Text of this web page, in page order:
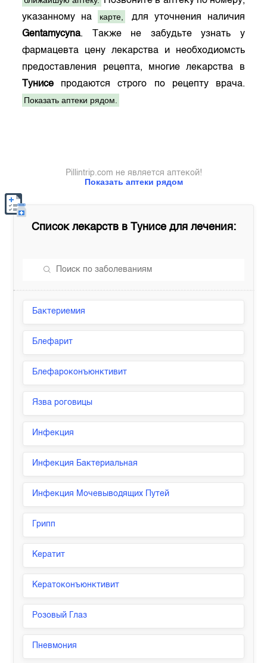
указанному на
карте,
для уточнения наличия
Gentamycyna. Также не забудьте узнать у
фармацевта цену лекарства и необходиомсть
предоставления рецепта, многие лекарства в
Тунисе продаются строго по рецепту врача.
Показать аптеки рядом.
Показать аптеки рядом
Pillintrip.com не является аптекой!
Список лекарств в Туниседля лечения:
Бактериемия
Блефарит
Блефароконъюнктивит
Язва роговицы
Инфекция
Инфекция Бактериальная
Инфекция Мочевыводящих Путей
Грипп
Кератит
Кератоконъюнктивит
Розовый Глаз
Пневмония